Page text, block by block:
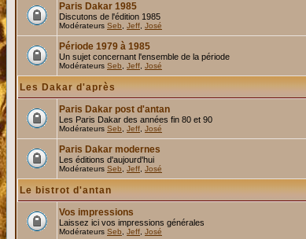
Paris Dakar 1985
Discutons de l'édition 1985
Modérateurs Seb Jeff José
Période 1979 à 1985
Un sujet concernant l'ensemble de la période
Modérateurs Seb Jeff José
Les Dakar d'après
Paris Dakar post d'antan
Les Paris Dakar des années fin 80 et 90
Modérateurs Seb Jeff José
Paris Dakar modernes
Les éditions d'aujourd'hui
Modérateurs Seb Jeff José
Le bistrot d'antan
Vos impressions
Laissez ici vos impressions générales
Modérateurs Seb Jeff José